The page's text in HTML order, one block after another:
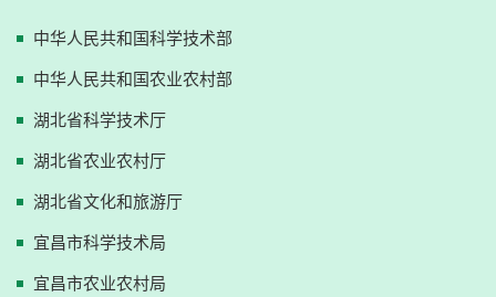
中华人民共和国科学技术部
中华人民共和国农业农村部
湖北省科学技术厅
湖北省农业农村厅
湖北省文化和旅游厅
宜昌市科学技术局
宜昌市农业农村局